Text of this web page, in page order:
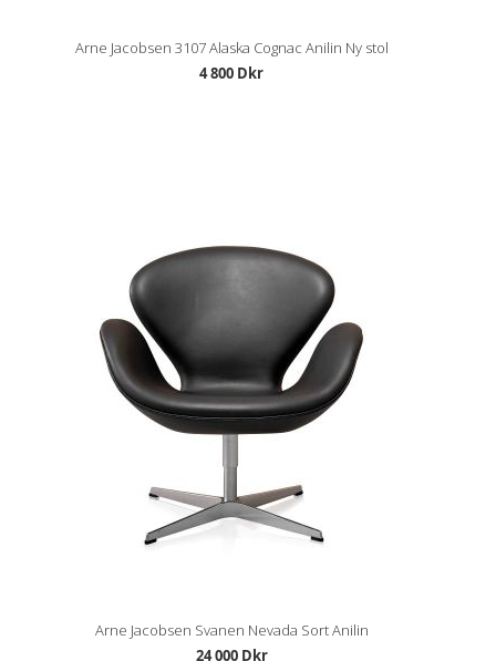
Arne Jacobsen 3107 Alaska Cognac Anilin Ny stol
4 800 Dkr
Arne Jacobsen Svanen Nevada Sort Anilin
24 000 Dkr